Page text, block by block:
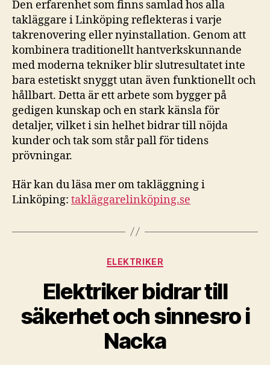
Den erfarenhet som finns samlad hos alla
takläggare i Linköping reflekteras i varje
takrenovering eller nyinstallation. Genom att
kombinera traditionellt hantverkskunnande
med moderna tekniker blir slutresultatet inte
bara estetiskt snyggt utan även funktionellt och
hållbart. Detta är ett arbete som bygger på
gedigen kunskap och en stark känsla för
detaljer, vilket i sin helhet bidrar till nöjda
kunder och tak som står pall för tidens
prövningar.
Här kan du läsa mer om takläggning i
Linköping: takläggarelinköping.se
Kategorier
ELEKTRIKER
Elektriker bidrar till
säkerhet och sinnesro i
Nacka